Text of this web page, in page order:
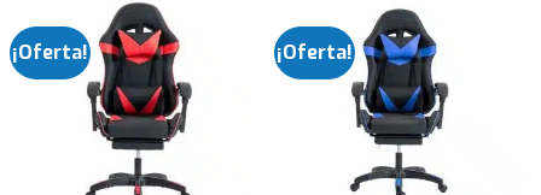
138,99. 138,99.
¡Oferta! ¡Oferta!